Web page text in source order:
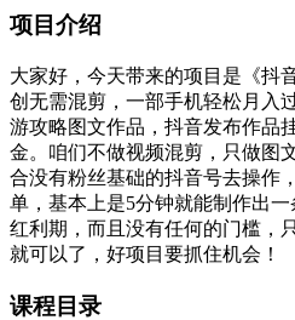
项目介绍
大家好，今天带来的项目是《抖
创无需混剪，一部手机轻松月入
游攻略图文作品，抖音发布作品
金。咱们不做视频混剪，只做图
合没有粉丝基础的抖音号去操作
单，基本上是5分钟就能制作出
红利期，而且没有任何的门槛，
就可以了，好项目要抓住机会！
课程目录